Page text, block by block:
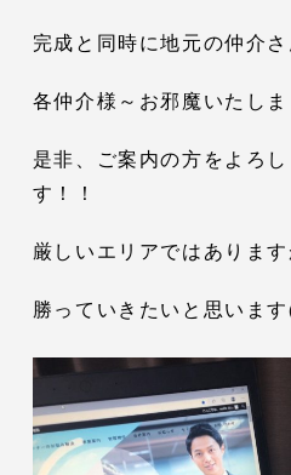
完成と同時に地元の仲介
各仲介様～お邪魔いたしま
是非、ご案内の方をよろ
す！！
厳しいエリアではありま
勝っていきたいと思いま